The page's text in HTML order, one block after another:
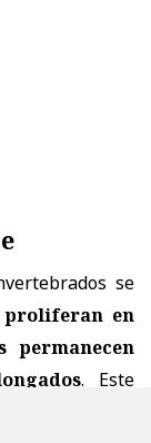
se
proliferan en
permanecen
. Este